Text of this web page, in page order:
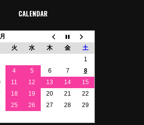
CALENDAR
火 水 木 金
土
1
4 5 6 7
8
11 12 13 14
15
18 19 20 21
22
25 26 27 28
29